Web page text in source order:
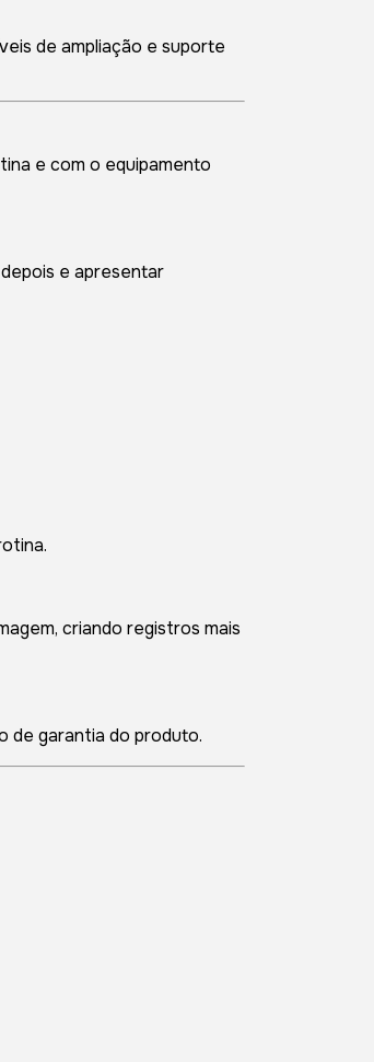
de ampliação e suporte
e com o equipamento
e apresentar
criando registros mais
de garantia do produto.